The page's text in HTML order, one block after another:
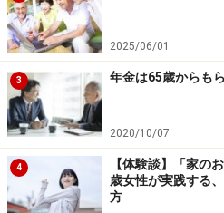
③体力があるうちにやりたいこ
70代、80代になってからより
うちに、趣味や旅行に資金を
上げが人生の満足度を高め
う。
2025/06/01
3 年金は65歳からも
2020/10/07
4
【体験談】「家の
歳女性が実践する
方